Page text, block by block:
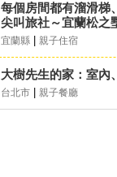
每個房間都有溜滑梯
尖叫旅社～宜蘭松之
宜蘭縣 親子住宿
大樹先生的家：室內
台北市 親子餐廳